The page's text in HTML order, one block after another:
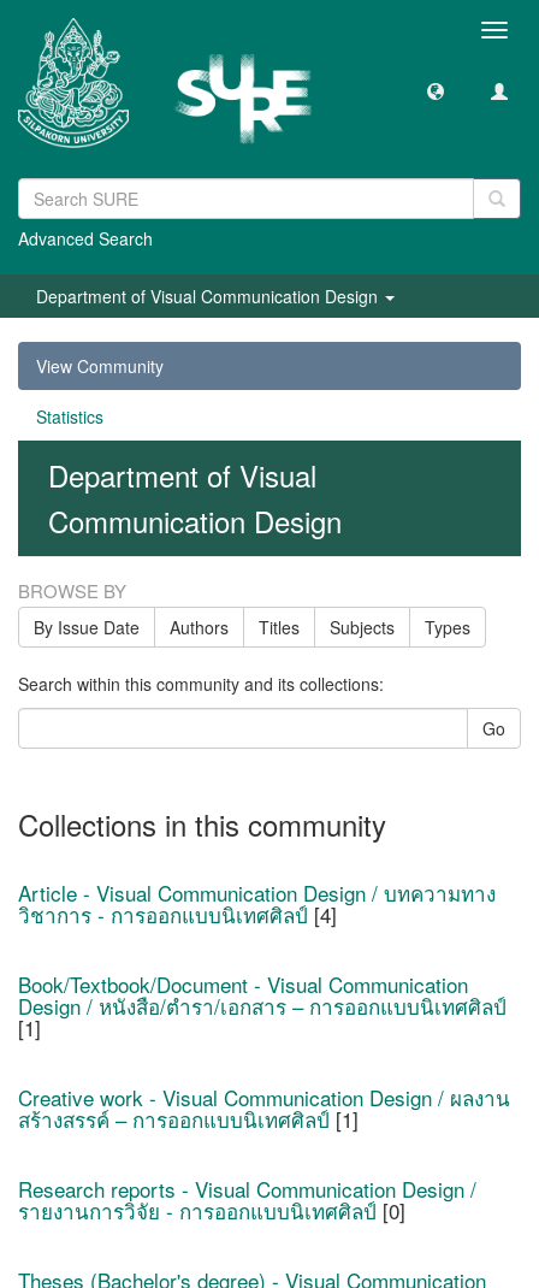
Advanced Search
Department of Visual Communication Design
View Community
Statistics
Department of Visual
Communication Design
BROWSE BY
By Issue Date Authors Titles Subjects Types
Search within this community and its collections:
Go
Collections in this community
Article - Visual Communication Design / บทความทาง
วิชาการ - การออกแบบนิเทศศิลป์ [4]
Book/Textbook/Document - Visual Communication
Design / หนังสือ/ตำรา/เอกสาร – การออกแบบนิเทศศิลป์
[1]
Creative work - Visual Communication Design / ผลงาน
สร้างสรรค์ – การออกแบบนิเทศศิลป์ [1]
Research reports - Visual Communication Design /
รายงานการวิจัย - การออกแบบนิเทศศิลป์ [0]
Theses (Bachelor's degree) - Visual Communication